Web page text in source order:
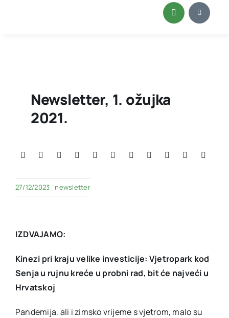
Newsletter, 1. ožujka
2021.
27/12/2023 newsletter
IZDVAJAMO:
Kinezi pri kraju velike investicije: Vjetropark kod
Senja u rujnu kreće u probni rad, bit će najveći u
Hrvatskoj
Pandemija, ali i zimsko vrijeme s vjetrom, malo su